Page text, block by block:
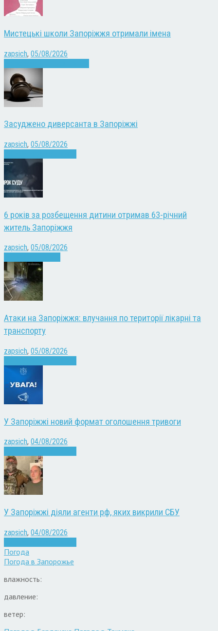
Мистецькі школи Запоріжжя отримали імена
zapsich, 05/08/2026
Засуджено диверсанта в Запоріжжі
zapsich, 05/08/2026
6 років за розбещення дитини отримав 63-річний
житель Запоріжжя
zapsich, 05/08/2026
Атаки на Запоріжжя: влучання по території лікарні та
транспорту
zapsich, 05/08/2026
У Запоріжжі новий формат оголошення тривоги
zapsich, 04/08/2026
У Запоріжжі діяли агенти рф, яких викрили СБУ
zapsich, 04/08/2026
Погода
Погода в Запорожье
влажность:
давление:
ветер: